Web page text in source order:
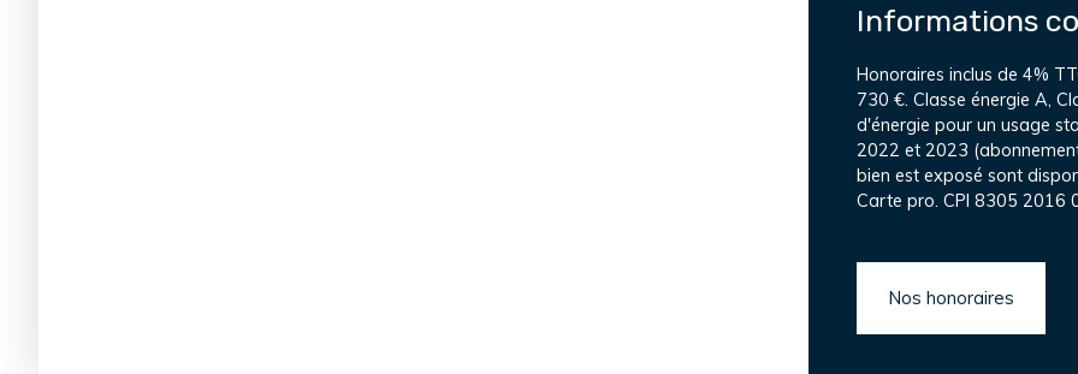
Informations
Honoraires inclus de 4%
730 €. Classe énergie A,
d'énergie pour un usage
2022 et 2023
bien est exposé sont
Carte pro. CPI 8305 2016
Nos honoraires